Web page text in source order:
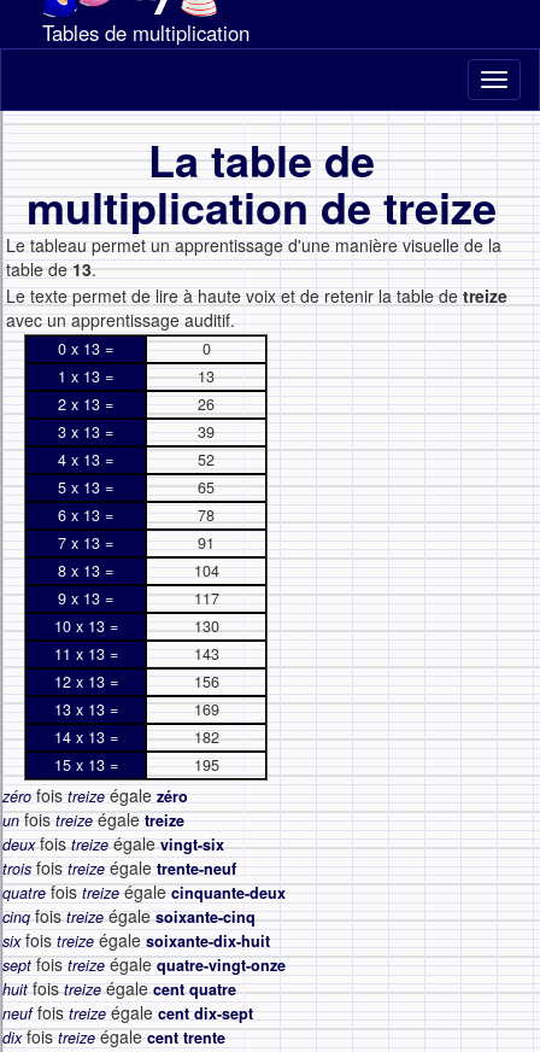
Tables de multiplication
La table de
multiplication de treize
Le tableau permet un apprentissage d'une manière visuelle de la
table de13.
Le texte permet de lire à haute voix et de retenir la table de treize
avec un apprentissage auditif.
0 x 13 =
0
1 x 13 =
13
2 x 13 =
26
3 x 13 =
39
4 x 13 =
52
5 x 13 =
65
6 x 13 =
78
7 x 13 =
91
8 x 13 =
104
9 x 13 =
117
10 x 13 =
130
11 x 13 =
143
12 x 13 =
156
13 x 13 =
169
14 x 13 =
182
15 x 13 =
195
zéro fois treize égale zéro
unfoistreizeégaletreize
deuxfoistreizeégalevingt-six
trois fois treize égale trente-neuf
quatrefoistreizeégalecinquante-deux
cinqfoistreizeégalesoixante-cinq
sixfois treize égale soixante-dix-huit
septfoistreizeégalequatre-vingt-onze
huitfoistreizeégalecent quatre
neuffois treize égale cent dix-sept
dixfoistreizeégalecent trente